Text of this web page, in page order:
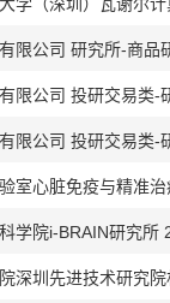
限公司 研究所-商
限公司 投研交易类-
限公司 投研交易类-
室心脏免疫与精准
学院i-BRAIN研究所